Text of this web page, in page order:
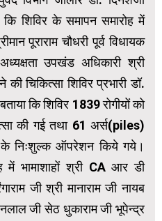
कि शिविर के समापन समारोह में
पूराराम चौधरी पूर्व विधायक
उपखंड अधिकारी श्री
चिकित्सा शिविर प्रभारी डॉ.
कि शिविर 1839 रोगीयों को
की गई तथा 61 अर्स(piles)
के निःशुल्क ऑपरेशन किये गये।
में भामाशाहों श्री CA आर डी
जी श्री मानाराम जी नायब
जी सेठ धुकाराम जी भूपेन्द्र